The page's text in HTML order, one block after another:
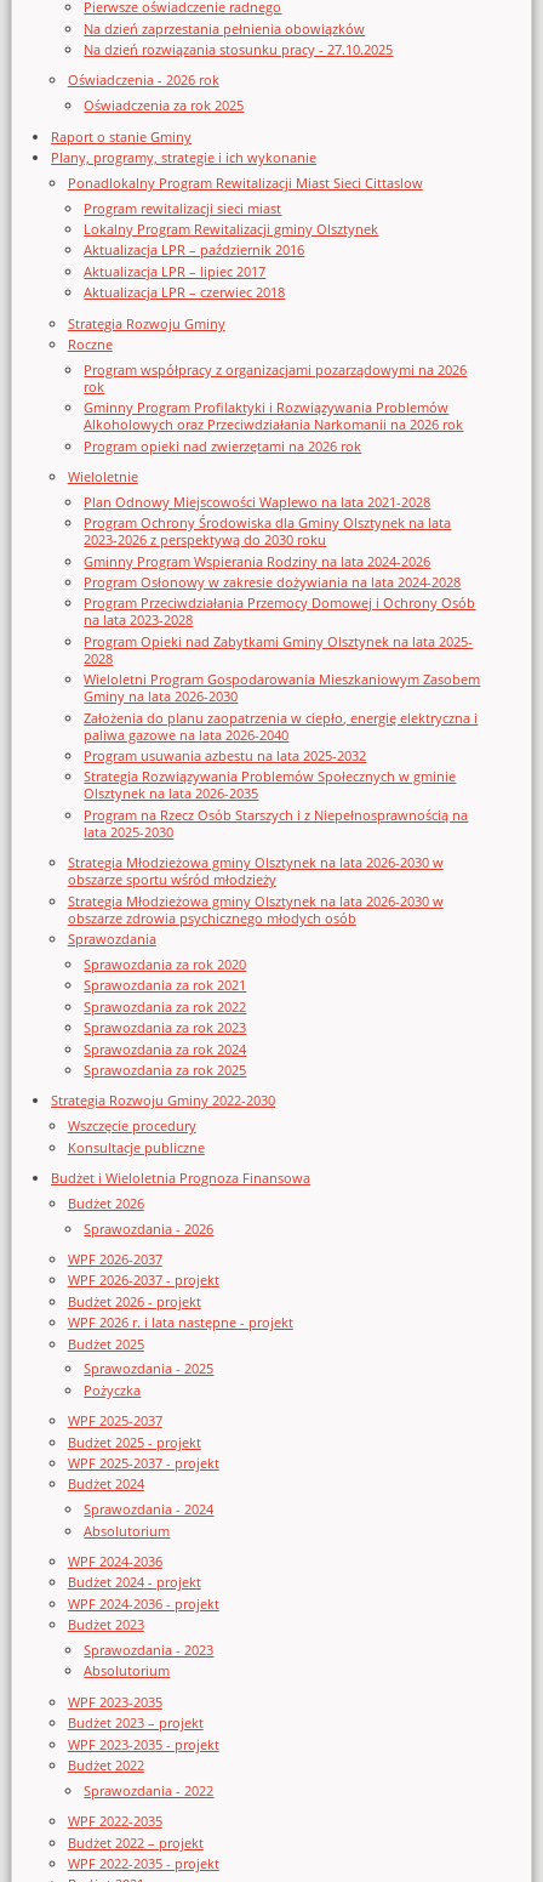
Pierwsze oświadczenie radnego
Na dzień zaprzestania pełnienia obowiązków
Na dzień rozwiązania stosunku pracy - 27.10.2025
Oświadczenia - 2026 rok
Oświadczenia za rok 2025
Raport o stanie Gminy
Plany, programy, strategie i ich wykonanie
Ponadlokalny Program Rewitalizacji Miast Sieci Cittaslow
Program rewitalizacji sieci miast
Lokalny Program Rewitalizacji gminy Olsztynek
Aktualizacja LPR – październik 2016
Aktualizacja LPR – lipiec 2017
Aktualizacja LPR – czerwiec 2018
Strategia Rozwoju Gminy
Roczne
Program współpracy z organizacjami pozarządowymi na 2026
rok
Gminny Program Profilaktyki i Rozwiązywania Problemów
Alkoholowych oraz Przeciwdziałania Narkomanii na 2026 rok
Program opieki nad zwierzętami na 2026 rok
Wieloletnie
Plan Odnowy Miejscowości Waplewo na lata 2021-2028
Program Ochrony Środowiska dla Gminy Olsztynek na lata
2023-2026 z perspektywą do 2030 roku
Gminny Program Wspierania Rodziny na lata 2024-2026
Program Osłonowy w zakresie dożywiania na lata 2024-2028
Program Przeciwdziałania Przemocy Domowej i Ochrony Osób
na lata 2023-2028
Program Opieki nad Zabytkami Gminy Olsztynek na lata 2025-
2028
Wieloletni Program Gospodarowania Mieszkaniowym Zasobem
Gminy na lata 2026-2030
Założenia do planu zaopatrzenia w ciepło, energię elektryczna i
paliwa gazowe na lata 2026-2040
Program usuwania azbestu na lata 2025-2032
Strategia Rozwiązywania Problemów Społecznych w gminie
Olsztynek na lata 2026-2035
Program na Rzecz Osób Starszych i z Niepełnosprawnością na
lata 2025-2030
Strategia Młodzieżowa gminy Olsztynek na lata 2026-2030 w
obszarze sportu wśród młodzieży
Strategia Młodzieżowa gminy Olsztynek na lata 2026-2030 w
obszarze zdrowia psychicznego młodych osób
Sprawozdania
Sprawozdania za rok 2020
Sprawozdania za rok 2021
Sprawozdania za rok 2022
Sprawozdania za rok 2023
Sprawozdania za rok 2024
Sprawozdania za rok 2025
Strategia Rozwoju Gminy 2022-2030
Wszczęcie procedury
Konsultacje publiczne
Budżet i Wieloletnia Prognoza Finansowa
Budżet 2026
Sprawozdania - 2026
WPF 2026-2037
WPF 2026-2037 - projekt
Budżet 2026 - projekt
WPF 2026 r. i lata następne - projekt
Budżet 2025
Sprawozdania - 2025
Pożyczka
WPF 2025-2037
Budżet 2025 - projekt
WPF 2025-2037 - projekt
Budżet 2024
Sprawozdania - 2024
Absolutorium
WPF 2024-2036
Budżet 2024 - projekt
WPF 2024-2036 - projekt
Budżet 2023
Sprawozdania - 2023
Absolutorium
WPF 2023-2035
Budżet 2023 – projekt
WPF 2023-2035 - projekt
Budżet 2022
Sprawozdania - 2022
WPF 2022-2035
Budżet 2022 – projekt
WPF 2022-2035 - projekt